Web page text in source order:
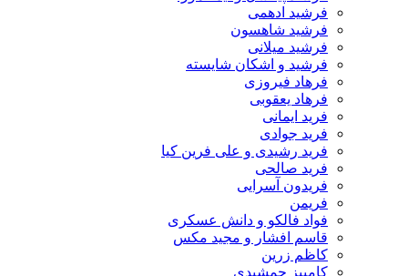
فرشید ادهمی
فرشید شاهسون
فرشید میلانی
فرشید و اشکان شایسته
فرهاد فیروزی
فرهاد یعقوبی
فرید ایمانی
فرید جوادی
فرید رشیدی و علی فرین کیا
فرید صالحی
فریدون آسرایی
فریمن
فواد فالکو و دانش عسکری
قاسم افشار و مجید مکس
کاظم زرین
کامبیز جمشیدی